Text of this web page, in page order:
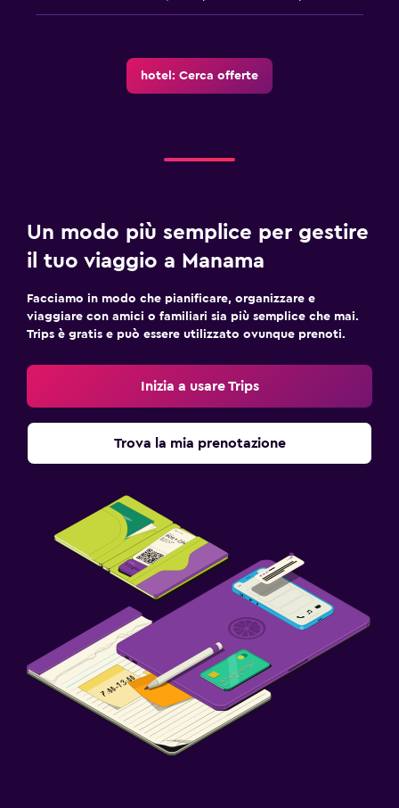
hotel: Cerca offerte
Un modo più semplice per gestire
il tuo viaggio a Manama
Facciamo in modo che pianificare, organizzare e
viaggiare con amici o familiari sia più semplice che mai.
Trips è gratis e può essere utilizzato ovunque prenoti.
Inizia a usare Trips
Trova la mia prenotazione